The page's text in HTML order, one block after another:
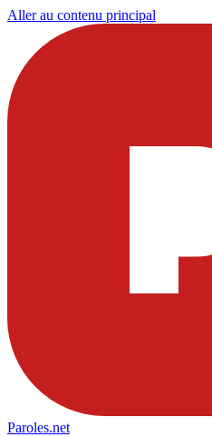
Aller au contenu principal
Paroles.net